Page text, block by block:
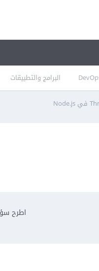
البرامج والتطبيقات
اطرح